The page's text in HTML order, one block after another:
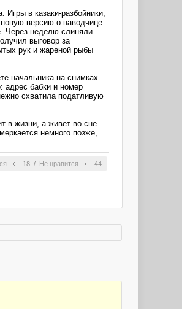
в казаки-разбойники,
версию о наводчице
Через неделю слиняли
выговор за
рук и жареной рыбы
начальника на снимках
адрес бабки и номер
схватила податливую
в жизни, а живет во сне.
немного позже,
18 / Не нравится 44